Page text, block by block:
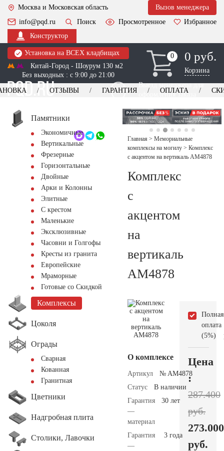
Москва и Московская область
Вызов менеджера
info@pqd.ru
Поиск Просмотренное
Избранное
Конструктор
Установка на ВСЕХ кладбищах
Китай-Город - Шоурум 130 м2
Без выходных : с 9:00 до 21:00
0
0 0 руб.
Корзина
Выезд менеджера для
оформления заказа
+7 (495) 518-44-23
Обратный звонок
ОТЗЫВЫ ГАРАНТИЯ ОПЛАТА
Памятники
Экономичные
Вертикальные
Фрезерные
Горизонтальные
Двойные
Арки и Колонны
Элитные
С крестом
Маленькие
Эксклюзивные
Часовни и Голгофы
Кресты из гранита
Европейские
Мраморные
Готовые со Скидкой
Комплексы
Цоколя
Ограды
Сварная
Кованная
Гранитная
Цветники
Надгробная плита
Столики, Лавочки
Главная > Мемориальные
комплексы на могилу > Комплекс
с акцентом на вертикаль AM4878
Комплекс
с
акцентом
на
вертикаль
AM4878
О комплексе
Артикул
№ AM4878
Статус
В наличии
Гарантия
—
материал
30 лет
Гарантия
—
3 года
Полная
оплата
(5%)
Цена
:
287.400
руб.
273.000
руб.